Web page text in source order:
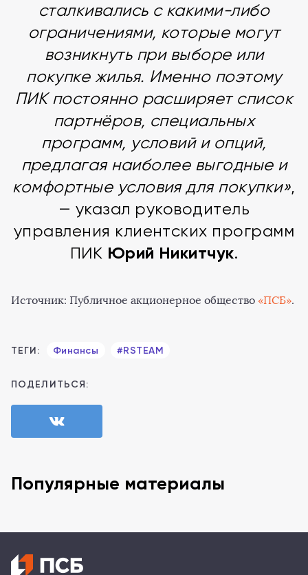
сталкивались с какими-либо
ограничениями, которые могут
возникнуть при выборе или
покупке жилья. Именно поэтому
ПИК постоянно расширяет список
партнёров, специальных
программ, условий и опций,
предлагая наиболее выгодные и
комфортные условия для покупки»,
— указал руководитель
управления клиентских программ
ПИК Юрий Никитчук.
Источник: Публичное акционерное общество «ПСБ».
ТЕГИ: Финансы #RSTEAM
ПОДЕЛИТЬСЯ:
Популярные материалы